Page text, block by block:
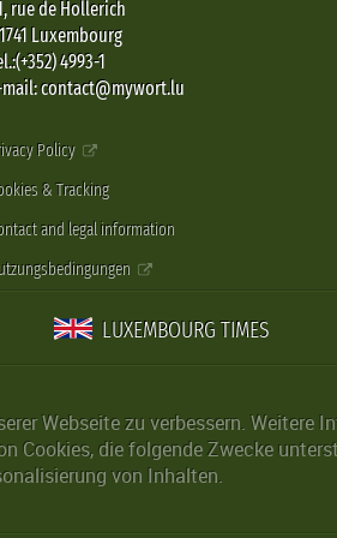
rue de Hollerich
Luxembourg
4993-1
mail: contact@mywort.lu
Policy
& Tracking
and legal information
LUXEMBOURG TIMES
Webseite zu verbessern. Weitere
Cookies, die folgende Zwecke
von Inhalten.